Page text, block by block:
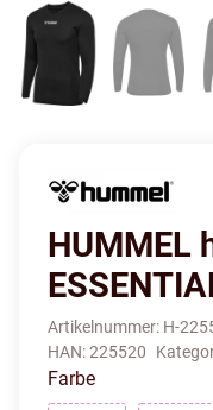
HUMMEL
Artikelnummer: H-
HAN:225520
Farbe